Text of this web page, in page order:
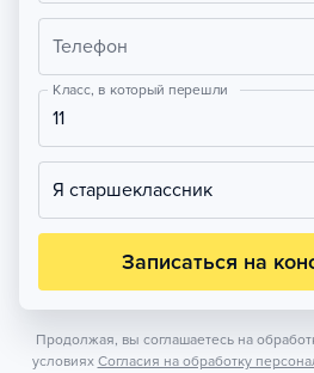
Телефон
Класс, в который перешли
11
Я старшеклассник
Записаться на
Продолжая, вы соглашаетесь на
условиях Согласия на обработку